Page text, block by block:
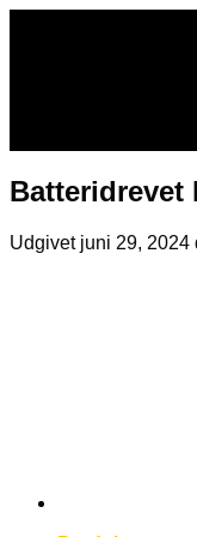
Batteridrevet
Udgivet juni 29, 2024